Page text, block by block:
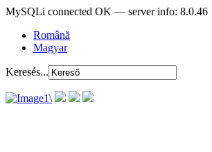
MySQLi connected OK — server info: 8.0.46
Română
Magyar
Keresés...